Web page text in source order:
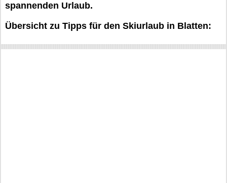
spannenden Urlaub.
Übersicht zu Tipps für den Skiurlaub in Blatten: